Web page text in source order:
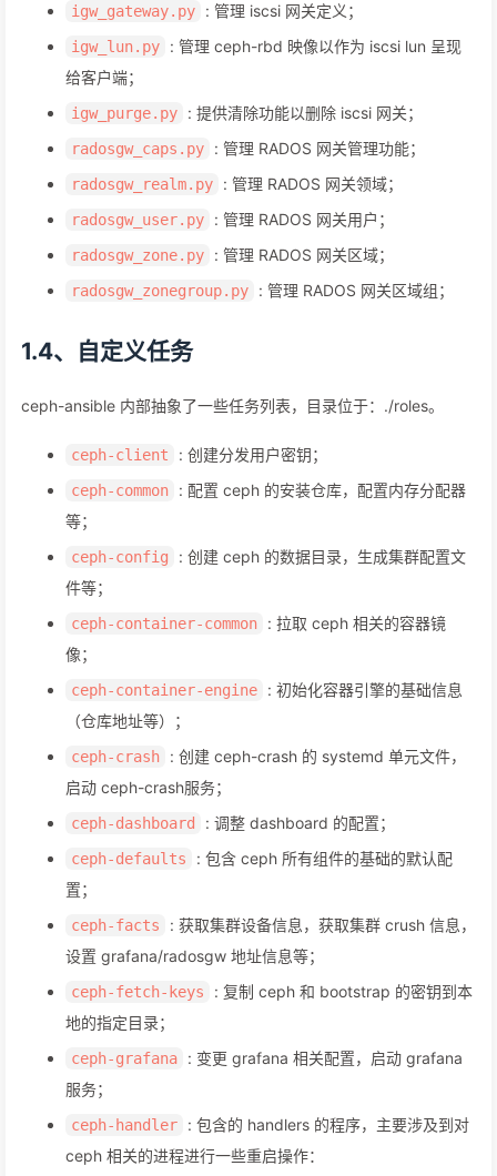
igw_gateway.py : 管理 iscsi 网关定义；
igw_lun.py
: 管理 ceph-rbd 映像以作为 iscsi lun 呈现
给客户端；
igw_purge.py : 提供清除功能以删除 iscsi 网关；
radosgw_caps.py : 管理 RADOS 网关管理功能；
radosgw_realm.py : 管理 RADOS 网关领域；
radosgw_user.py : 管理 RADOS 网关用户；
radosgw_zone.py : 管理 RADOS 网关区域；
radosgw_zonegroup.py : 管理 RADOS 网关区域组；
1.4、自定义任务
ceph-ansible 内部抽象了一些任务列表，目录位于：./roles。
ceph-client : 创建分发用户密钥；
ceph-common
: 配置 ceph 的安装仓库，配置内存分配器
等；
ceph-config
: 创建 ceph 的数据目录，生成集群配置文
件等；
ceph-container-common
: 拉取 ceph 相关的容器镜
像；
ceph-container-engine
: 初始化容器引擎的基础信息
（仓库地址等）；
ceph-crash
: 创建 ceph-crash 的 systemd 单元文件，
启动 ceph-crash服务；
ceph-dashboard : 调整 dashboard 的配置；
ceph-defaults
: 包含 ceph 所有组件的基础的默认配
置；
ceph-facts
: 获取集群设备信息，获取集群 crush 信息，
设置 grafana/radosgw 地址信息等；
ceph-fetch-keys
: 复制 ceph 和 bootstrap 的密钥到本
地的指定目录；
ceph-grafana
: 变更 grafana 相关配置，启动 grafana
服务；
ceph-handler
: 包含的 handlers 的程序，主要涉及到对
ceph 相关的进程进行一些重启操作：